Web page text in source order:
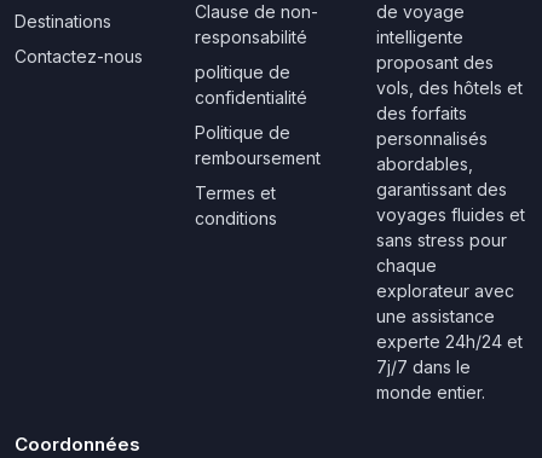
Destinations
Contactez-nous
Clause de non-
responsabilité
politique de
confidentialité
Politique de
remboursement
Termes et
conditions
de voyage
intelligente
proposant des
vols, des hôtels et
des forfaits
personnalisés
abordables,
garantissant des
voyages fluides et
sans stress pour
chaque
explorateur avec
une assistance
experte 24h/24 et
7j/7 dans le
monde entier.
Coordonnées